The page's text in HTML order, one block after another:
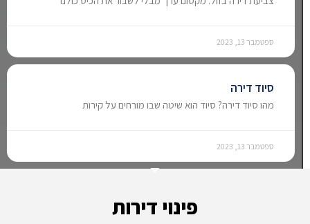
ספטמבר 13, 2023
סיוד דירה
מהו סיוד דירה? סיוד הוא שיטה שבו מורחים על קירות
ספטמבר 13, 2023
פינוי דירות